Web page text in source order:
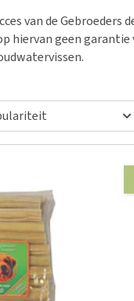
en drinkbakken
reis en onderweg
alles
en dementie
en conditie
van de
hiervan geen